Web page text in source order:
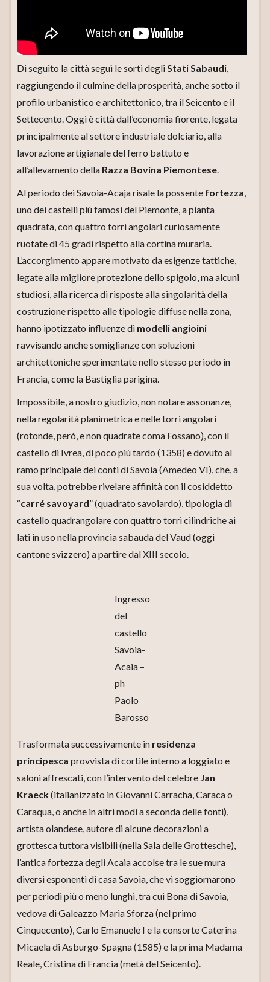
Di seguito la città seguì le sorti degliStati Sabaudi,
raggiungendo il culmine della prosperità, anche sotto il
profilo urbanistico e architettonico, tra il Seicento e il
Settecento. Oggi è città dall’economia fiorente, legata
principalmente al settore industriale dolciario, alla
lavorazione artigianale del ferro battuto e
all’allevamento della Razza Bovina Piemontese.
Al periodo dei Savoia-Acaja risale la possente fortezza,
uno dei castelli più famosi del Piemonte, a pianta
quadrata, con quattro torri angolari curiosamente
ruotate di 45 gradi rispetto alla cortina muraria.
L’accorgimento appare motivato da esigenze tattiche,
legate alla migliore protezione dello spigolo, ma alcuni
studiosi, alla ricerca di risposte alla singolarità della
costruzione rispetto alle tipologie diffuse nella zona,
hanno ipotizzato influenze di modelli angioini
ravvisando anche somiglianze con soluzioni
architettoniche sperimentate nello stesso periodo in
Francia, come la Bastiglia parigina.
Impossibile, a nostro giudizio, non notare assonanze,
nella regolarità planimetrica e nelle torri angolari
(rotonde, però, e non quadrate coma Fossano), con il
castello di Ivrea, di poco più tardo (1358) e dovuto al
ramo principale dei conti di Savoia (Amedeo VI), che, a
sua volta, potrebbe rivelare affinità con il cosiddetto
“carré savoyard” (quadrato savoiardo), tipologia di
castello quadrangolare con quattro torri cilindriche ai
lati in uso nella provincia sabauda del Vaud (oggi
cantone svizzero) a partire dal XIII secolo.
Ingresso
del
castello
Savoia-
Acaia –
ph
Paolo
Barosso
Trasformata successivamente in residenza
principesca provvista di cortile interno a loggiato e
saloni affrescati, con l’intervento del celebre Jan
Kraeck(italianizzato in Giovanni Carracha, Caraca o
Caraqua, o anche in altri modi a seconda delle fonti),
artista olandese, autore di alcune decorazioni a
grottesca tuttora visibili (nella Sala delle Grottesche),
l’antica fortezza degli Acaia accolse tra le sue mura
diversi esponenti di casa Savoia, che vi soggiornarono
per periodi più o meno lunghi, tra cui Bona di Savoia,
vedova di Galeazzo Maria Sforza (nel primo
Cinquecento), Carlo Emanuele I e la consorte Caterina
Micaela di Asburgo-Spagna (1585) e la prima Madama
Reale, Cristina di Francia (metà del Seicento).